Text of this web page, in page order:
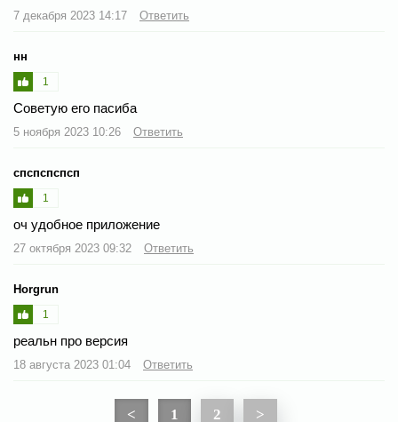
7 декабря 2023 14:17 Ответить
нн
1
Советую его пасиба
5 ноября 2023 10:26 Ответить
спспспспсп
1
оч удобное приложение
27 октября 2023 09:32 Ответить
Horgrun
1
реальн про версия
18 августа 2023 01:04 Ответить
< 1 2 >